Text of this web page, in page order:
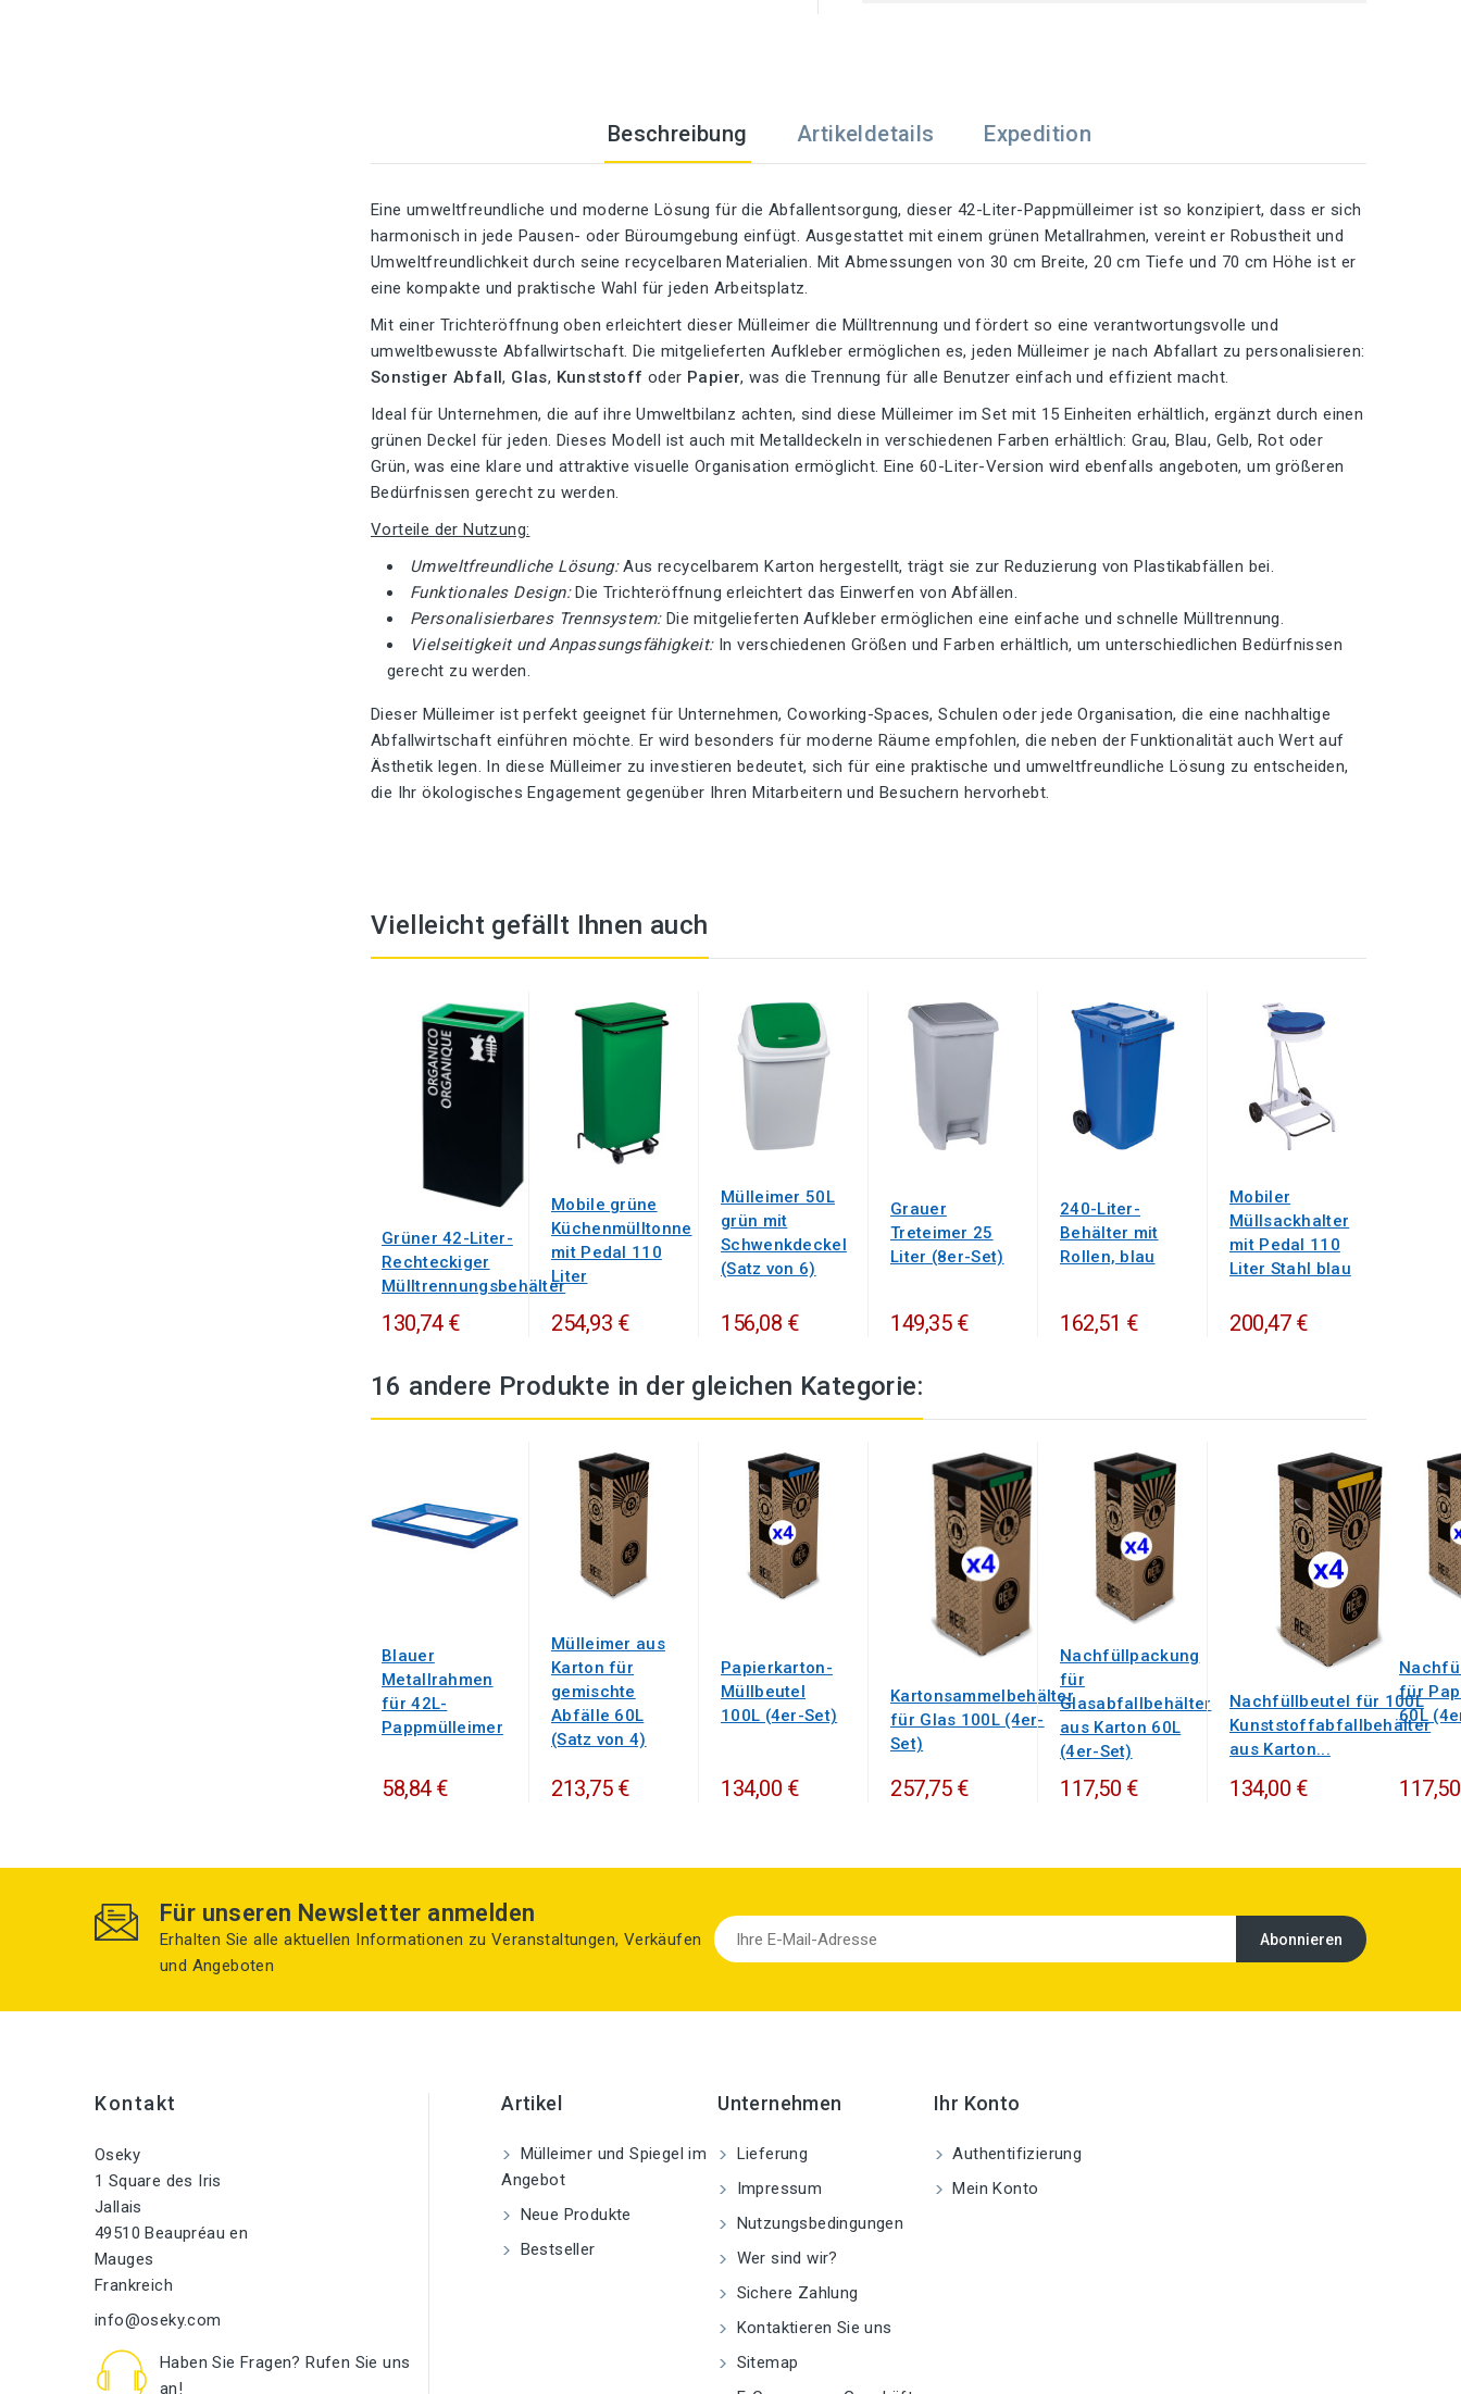
Beschreibung Artikeldetails Expedition
Eine umweltfreundliche und moderne Lösung für die Abfallentsorgung, dieser 42-Liter-Pappmülleimer ist so konzipiert, dass er sich
harmonisch in jede Pausen- oder Büroumgebung einfügt. Ausgestattet mit einem grünen Metallrahmen, vereint er Robustheit und
Umweltfreundlichkeit durch seine recycelbaren Materialien. Mit Abmessungen von 30 cm Breite, 20 cm Tiefe und 70 cm Höhe ist er
eine kompakte und praktische Wahl für jeden Arbeitsplatz.
Mit einer Trichteröffnung oben erleichtert dieser Mülleimer die Mülltrennung und fördert so eine verantwortungsvolle und
umweltbewusste Abfallwirtschaft. Die mitgelieferten Aufkleber ermöglichen es, jeden Mülleimer je nach Abfallart zu personalisieren:
Sonstiger Abfall, Glas, Kunststoff oder Papier, was die Trennung für alle Benutzer einfach und effizient macht.
Ideal für Unternehmen, die auf ihre Umweltbilanz achten, sind diese Mülleimer im Set mit 15 Einheiten erhältlich, ergänzt durch einen
grünen Deckel für jeden. Dieses Modell ist auch mit Metalldeckeln in verschiedenen Farben erhältlich: Grau, Blau, Gelb, Rot oder
Grün, was eine klare und attraktive visuelle Organisation ermöglicht. Eine 60-Liter-Version wird ebenfalls angeboten, um größeren
Bedürfnissen gerecht zu werden.
Vorteile der Nutzung:
Umweltfreundliche Lösung:Aus recycelbarem Karton hergestellt, trägt sie zur Reduzierung von Plastikabfällen bei.
Funktionales Design:Die Trichteröffnung erleichtert das Einwerfen von Abfällen.
Personalisierbares Trennsystem:Die mitgelieferten Aufkleber ermöglichen eine einfache und schnelle Mülltrennung.
Vielseitigkeit und Anpassungsfähigkeit:In verschiedenen Größen und Farben erhältlich, um unterschiedlichen Bedürfnissen
gerecht zu werden.
Dieser Mülleimer ist perfekt geeignet für Unternehmen, Coworking-Spaces, Schulen oder jede Organisation, die eine nachhaltige
Abfallwirtschaft einführen möchte. Er wird besonders für moderne Räume empfohlen, die neben der Funktionalität auch Wert auf
Ästhetik legen. In diese Mülleimer zu investieren bedeutet, sich für eine praktische und umweltfreundliche Lösung zu entscheiden,
die Ihr ökologisches Engagement gegenüber Ihren Mitarbeitern und Besuchern hervorhebt.
Vielleicht gefällt Ihnen auch
Grüner 42-Liter-
Rechteckiger
Mülltrennungsbehälter
130,74 €
Mobile grüne
Küchenmülltonne
mit Pedal 110
Liter
254,93 €
Mülleimer 50L
grün mit
Schwenkdeckel
(Satz von 6)
156,08 €
Grauer
Treteimer 25
Liter (8er-Set)
149,35 €
240-Liter-
Behälter mit
Rollen, blau
162,51 €
Mobiler
Müllsackhalter
mit Pedal 110
Liter Stahl blau
200,47 €
16 andere Produkte in der gleichen Kategorie:
Blauer
Metallrahmen
für 42L-
Pappmülleimer
58,84 €
Mülleimer aus
Karton für
gemischte
Abfälle 60L
(Satz von 4)
213,75 €
Papierkarton-
Müllbeutel
100L (4er-Set)
134,00 €
Kartonsammelbehälter
für Glas 100L (4er-
Set)
257,75 €
Nachfüllpackung
für
Glasabfallbehälter
aus Karton 60L
(4er-Set)
117,50 €
Nachfüllbeutel für 100L
Kunststoffabfallbehälter
aus Karton...
134,00 €
für
60L
Für unseren Newsletter anmelden
Erhalten Sie alle aktuellen Informationen zu Veranstaltungen, Verkäufen
und Angeboten
Kontakt
Oseky
1 Square des Iris
Jallais
49510 Beaupréau en
Mauges
Frankreich
info@oseky.com
Haben Sie Fragen? Rufen Sie uns
an!
Artikel
Mülleimer und Spiegel im
Angebot
Neue Produkte
Bestseller
Unternehmen
Lieferung
Impressum
Nutzungsbedingungen
Wer sind wir?
Sichere Zahlung
Kontaktieren Sie uns
Sitemap
Ihr Konto
Authentifizierung
Mein Konto